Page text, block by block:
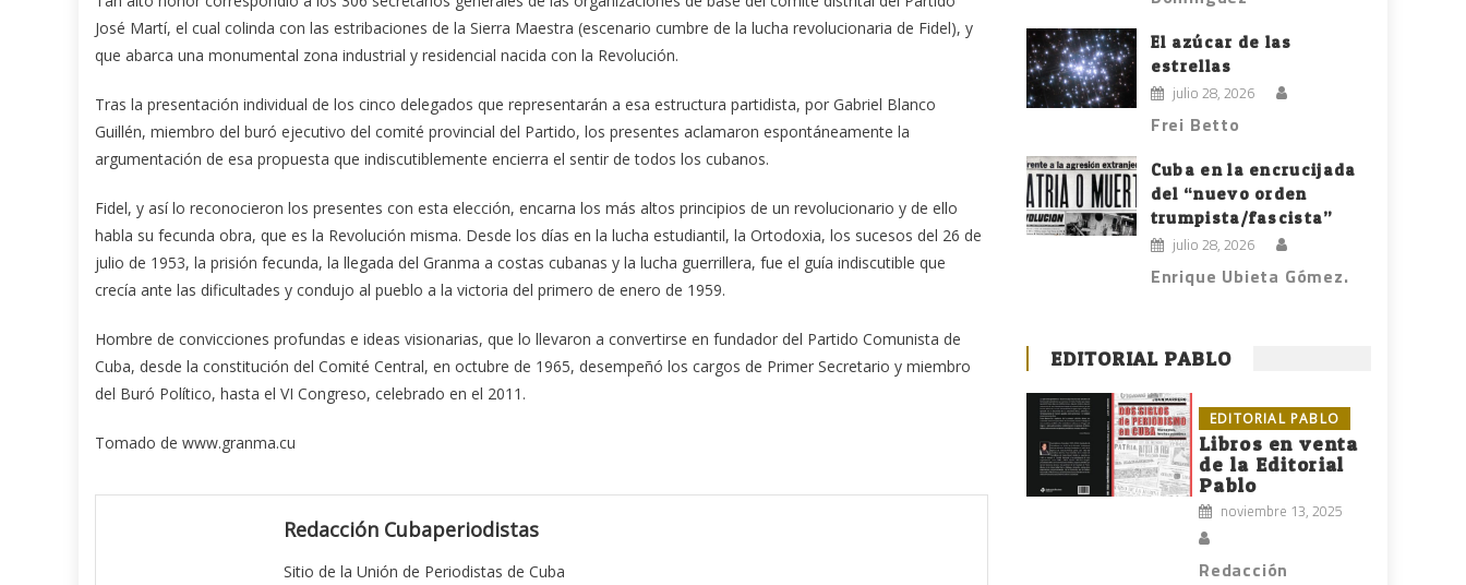
José Martí, el cual colinda con las estribaciones de la Sierra Maestra (escenario cumbre de la lucha revolucionaria de Fidel), y
que abarca una monumental zona industrial y residencial nacida con la Revolución.
Tras la presentación individual de los cinco delegados que representarán a esa estructura partidista, por Gabriel Blanco
Guillén, miembro del buró ejecutivo del comité provincial del Partido, los presentes aclamaron espontáneamente la
argumentación de esa propuesta que indiscutiblemente encierra el sentir de todos los cubanos.
Fidel, y así lo reconocieron los presentes con esta elección, encarna los más altos principios de un revolucionario y de ello
habla su fecunda obra, que es la Revolución misma. Desde los días en la lucha estudiantil, la Ortodoxia, los sucesos del 26 de
julio de 1953, la prisión fecunda, la llegada del Granma a costas cubanas y la lucha guerrillera, fue el guía indiscutible que
crecía ante las dificultades y condujo al pueblo a la victoria del primero de enero de 1959.
Hombre de convicciones profundas e ideas visionarias, que lo llevaron a convertirse en fundador del Partido Comunista de
Cu­ba, desde la constitución del Comité Cen­tral, en octubre de 1965, desempeñó los cargos de Primer Secretario y miembro
del Buró Político, hasta el VI Congreso, celebrado en el 2011.
Tomado de www.granma.cu
Redacción Cubaperiodistas
Sitio de la Unión de Periodistas de Cuba
El azúcar de las
estrellas
julio 28, 2026
Frei Betto
Cuba en la encrucijada
del “nuevo orden
trumpista/fascista”
julio 28, 2026
Enrique Ubieta Gómez.
EDITORIAL PABLO
EDITORIAL PABLO
Libros en venta
de la Editorial
Pablo
noviembre 13, 2025
Redacción